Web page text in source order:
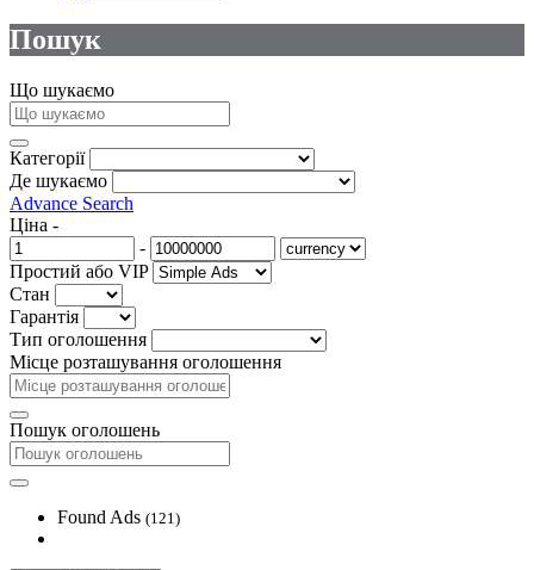
Пошук
Що шукаємо
Категорії
Де шукаємо
Advance Search
Ціна -
-
Простий або VIP
Стан
Гарантія
Тип оголошення
Місце розташування оголошення
Пошук оголошень
Found Ads (121)